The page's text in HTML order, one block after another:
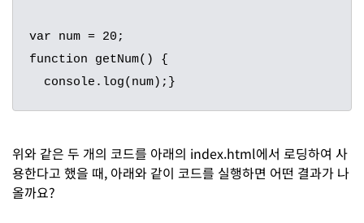
var num = 20;
function getNum() {
  console.log(num);}
위와 같은 두 개의 코드를 아래의 index.html에서 로딩하여 사
용한다고 했을 때, 아래와 같이 코드를 실행하면 어떤 결과가 나
올까요?